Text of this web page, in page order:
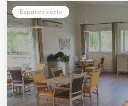
Espaces verts